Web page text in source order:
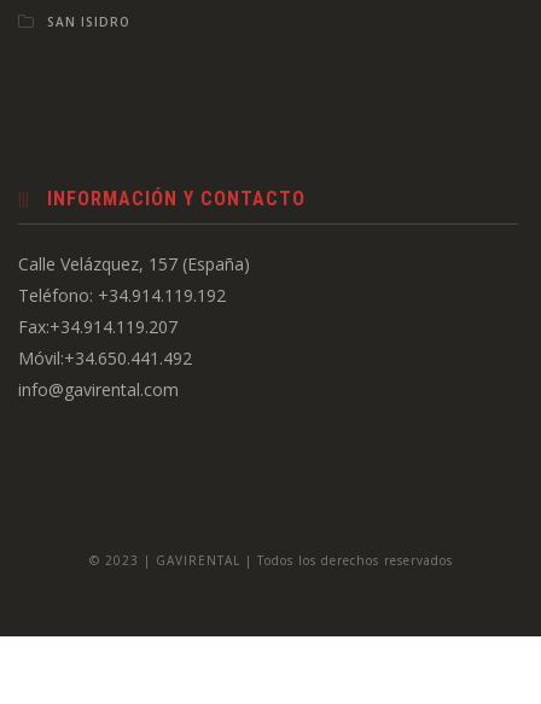
SAN ISIDRO
INFORMACIÓN Y CONTACTO
Calle Velázquez, 157 (España)
Teléfono: +34.914.119.192
Fax:+34.914.119.207
Móvil:+34.650.441.492
info@gavirental.com
© 2023 | GAVIRENTAL | Todos los derechos reservados